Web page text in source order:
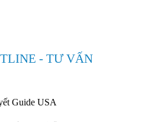
- TƯ VẤN